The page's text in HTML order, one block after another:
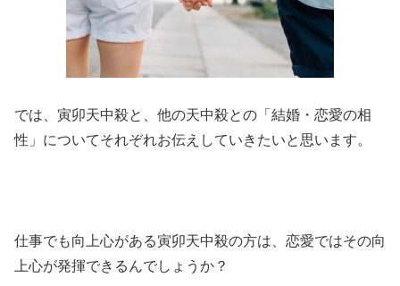
では、寅卯天中殺と、他の天中殺との「結婚・恋愛の相
性」についてそれぞれお伝えしていきたいと思います。
仕事でも向上心がある寅卯天中殺の方は、恋愛ではその向
上心が発揮できるんでしょうか？